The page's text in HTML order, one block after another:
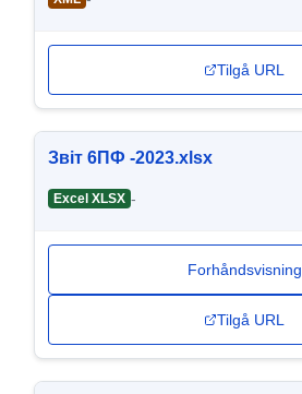
Tilgå URL
Звіт 6ПФ -2023.xlsx
Excel XLSX -
Forhåndsvisning
Tilgå URL